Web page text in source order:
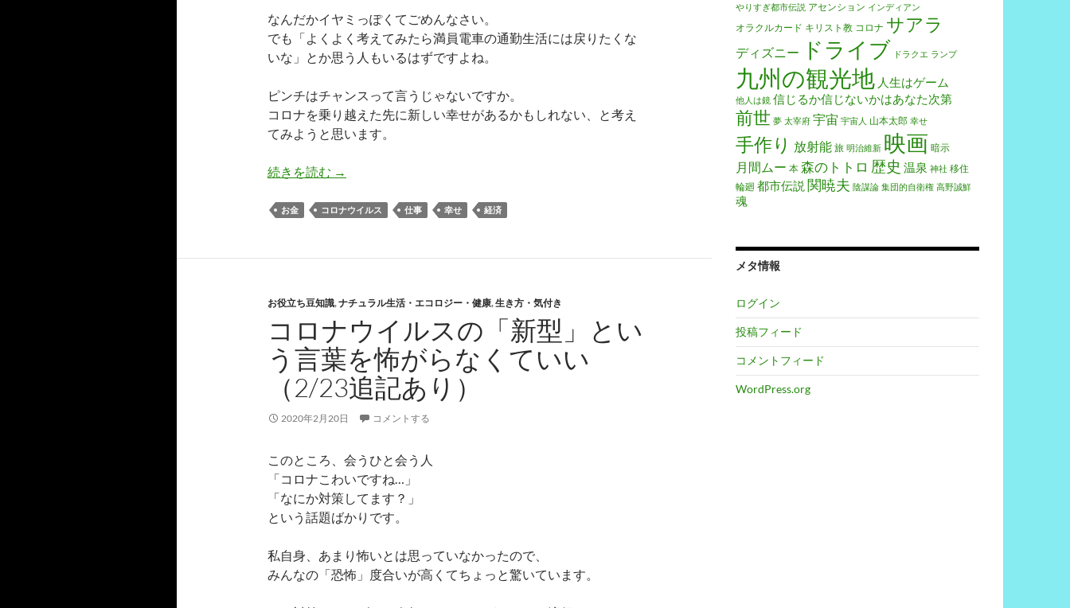
なんだかイヤミっぽくてごめんなさい。
でも「よくよく考えてみたら満員電車の通勤生活には戻りたくな
いな」とか思う人もいるはずですよね。
ピンチはチャンスって言うじゃないですか。
コロナを乗り越えた先に新しい幸せがあるかもしれない、と考え
てみようと思います。
続きを読む お金のない世界になったら今の生活を続けたいだろうか
→
お金 コロナウイルス 仕事 幸せ 経済
お役立ち豆知識,ナチュラル生活・エコロジー・健康,生き方・気付き
コロナウイルスの「新型」とい
う言葉を怖がらなくていい
（2/23追記あり）
2020年2月20日 コメントする
このところ、会うひと会う人
「コロナこわいですね…」
「なにか対策してます？」
という話題ばかりです。
私自身、あまり怖いとは思っていなかったので、
みんなの「恐怖」度合いが高くてちょっと驚いています。
やりすぎ都市伝説 アセンション インディアン
オラクルカード キリスト教 コロナ サアラ
ディズニー ドライブ ドラクエ ランプ
九州の観光地 人生はゲーム
他人は鏡 信じるか信じないかはあなた次第
前世 夢 太宰府 宇宙 宇宙人 山本太郎 幸せ
手作り 放射能 旅 明治維新 映画 暗示
月間ムー 本 森のトトロ 歴史 温泉 神社 移住
輪廻 都市伝説 関暁夫 陰謀論 集団的自衛権 高野誠鮮
魂
メタ情報
ログイン
投稿フィード
コメントフィード
WordPress.org